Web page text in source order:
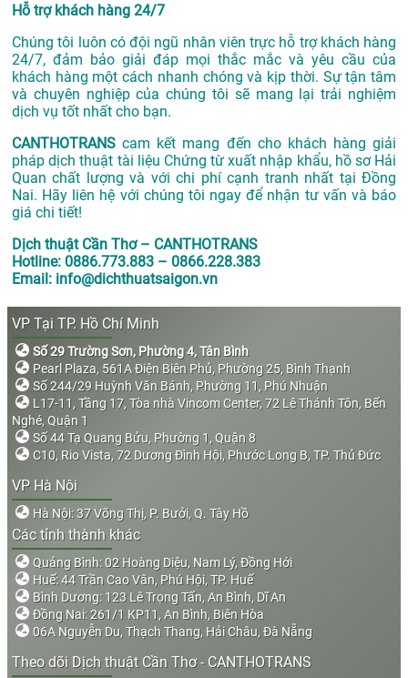
Hỗ trợ khách hàng 24/7
Chúng tôi luôn có đội ngũ nhân viên trực hỗ trợ khách hàng
24/7, đảm bảo giải đáp mọi thắc mắc và yêu cầu của
khách hàng một cách nhanh chóng và kịp thời. Sự tận tâm
và chuyên nghiệp của chúng tôi sẽ mang lại trải nghiệm
dịch vụ tốt nhất cho bạn.
CANTHOTRANS cam kết mang đến cho khách hàng giải
pháp dịch thuật tài liệu Chứng từ xuất nhập khẩu, hồ sơ Hải
Quan chất lượng và với chi phí cạnh tranh nhất tại Đồng
Nai. Hãy liên hệ với chúng tôi ngay để nhận tư vấn và báo
giá chi tiết!
Dịch thuật Cần Thơ – CANTHOTRANS
Hotline: 0886.773.883 – 0866.228.383
Email: info@dichthuatsaigon.vn
VP Tại TP. Hồ Chí Minh
Số 29 Trường Sơn, Phường 4, Tân Bình
Pearl Plaza, 561A Điện Biên Phủ, Phường 25, Bình Thạnh
Số 244/29 Huỳnh Văn Bánh, Phường 11, Phú Nhuận
L17-11, Tầng 17, Tòa nhà Vincom Center, 72 Lê Thánh Tôn, Bến
Nghé, Quận 1
Số 44 Tạ Quang Bửu, Phường 1, Quận 8
C10, Rio Vista, 72 Dương Đình Hội, Phước Long B, TP. Thủ Đức
VP Hà Nội
Hà Nội: 37 Võng Thị, P. Bưởi, Q. Tây Hồ
Các tỉnh thành khác
Quảng Bình: 02 Hoàng Diệu, Nam Lý, Đồng Hới
Huế: 44 Trần Cao Vân, Phú Hội, TP. Huế
Bình Dương: 123 Lê Trọng Tấn, An Bình, Dĩ An
Đồng Nai: 261/1 KP11, An Bình, Biên Hòa
06A Nguyễn Du, Thạch Thang, Hải Châu, Đà Nẵng
Theo dõi Dịch thuật Cần Thơ - CANTHOTRANS